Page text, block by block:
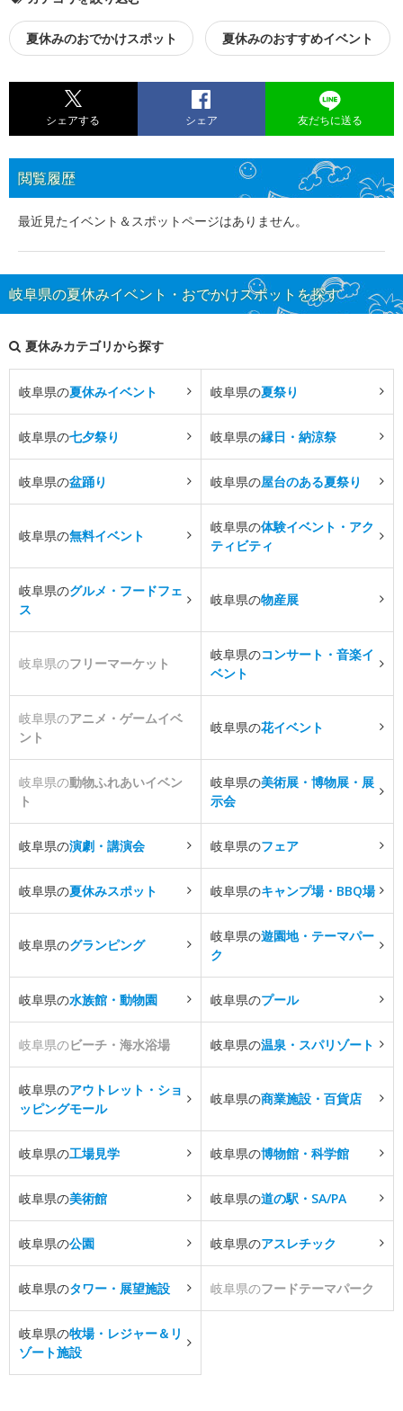
夏休みのおでかけスポット 夏休みのおすすめイベント
シェアする シェア 友だちに送る
閲覧履歴
最近見たイベント＆スポットページはありません。
岐阜県の夏休みイベント・おでかけスポットを探す
夏休みカテゴリから探す
岐阜県の夏休みイベント 岐阜県の夏祭り
岐阜県の七夕祭り 岐阜県の縁日・納涼祭
岐阜県の盆踊り 岐阜県の屋台のある夏祭り
岐阜県の無料イベント
岐阜県の体験イベント・アク
ティビティ
岐阜県のグルメ・フードフェ
ス
岐阜県の物産展
岐阜県のフリーマーケット
岐阜県のコンサート・音楽イ
ベント
岐阜県のアニメ・ゲームイベ
ント
岐阜県の花イベント
岐阜県の動物ふれあいイベン
ト
岐阜県の美術展・博物展・展
示会
岐阜県の演劇・講演会 岐阜県のフェア
岐阜県の夏休みスポット 岐阜県のキャンプ場・BBQ場
岐阜県のグランピング
岐阜県の遊園地・テーマパー
ク
岐阜県の水族館・動物園 岐阜県のプール
岐阜県のビーチ・海水浴場 岐阜県の温泉・スパリゾート
岐阜県のアウトレット・ショ
ッピングモール
岐阜県の商業施設・百貨店
岐阜県の工場見学 岐阜県の博物館・科学館
岐阜県の美術館 岐阜県の道の駅・SA/PA
岐阜県の公園 岐阜県のアスレチック
岐阜県のタワー・展望施設 岐阜県のフードテーマパーク
岐阜県の牧場・レジャー＆リ
ゾート施設